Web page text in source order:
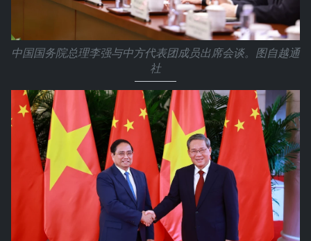
中国国务院总理李强与中方代表团成员出席会谈。图自越通
社